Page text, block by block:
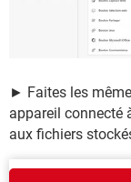
► Faites les
appareil connecté
aux fichiers